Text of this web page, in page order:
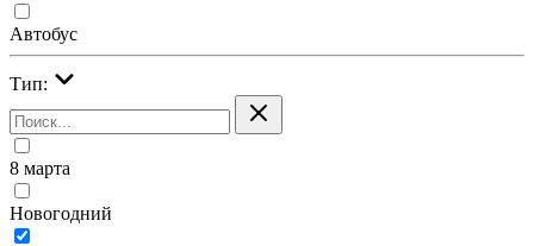
Автобус
Тип:
8 марта
Новогодний